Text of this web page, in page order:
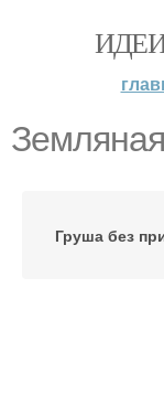
Груша без